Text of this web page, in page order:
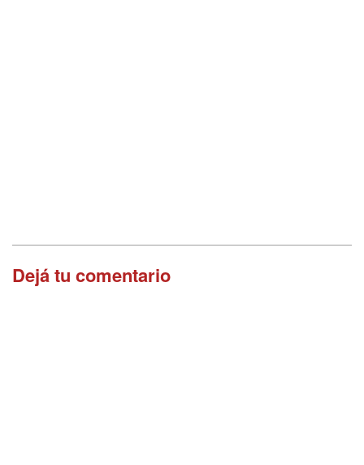
Dejá tu comentario